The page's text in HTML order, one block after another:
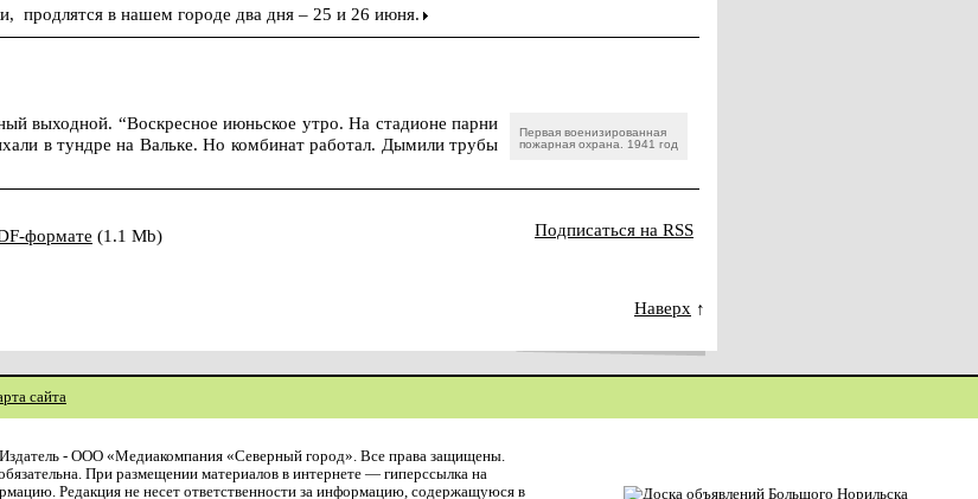
продлятся в нашем городе два дня – 25 и 26 июня.
Первая военизированная
пожарная охрана. 1941 год
выходной. “Воскресное июньское утро. На стадионе парни
в тундре на Вальке. Но комбинат работал. Дымили трубы
формате (1.1 Mb)
Подписаться на RSS
Наверх ↑
сайта
- ООО «Медиакомпания «Северный город». Все права защищены.
При размещении материалов в интернете — гиперссылка на
Редакция не несет ответственности за информацию, содержащуюся в